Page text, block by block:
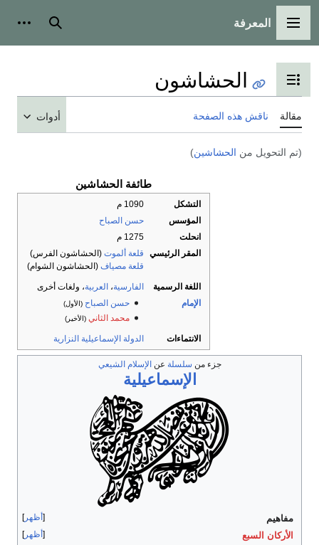
القائمة الرئيسية
المعرفة بحث
تبديل عرض جدول المحتويات
الحشاشون
ناقش هذه الصفحة أدوات
التحويل من الحشاشين)
طائفة الحشاشين
التشكل
المؤسس
حسن الصباح
المقر الرئيسي قلعة ألموت (الحشاشون الفرس)
قلعة مصياف(الحشاشون الشوام)
اللغة الرسمية الفارسية، العربية، ولغات أخرى
حسن الصباح (الأول)
محمد الثاني (الأخير)
الانتماءات الدولة الإسماعيلية النزارية
جزء من سلسلةعنالإسلام الشيعي
الإسماعيلية
أظهر مفاهيم
أظهر الأركان السبع